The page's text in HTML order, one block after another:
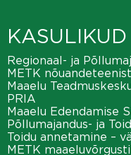
Regionaal- ja
METK
Maaelu
PRIA
Maaelu Edendamise
Põllumajandus- ja
Toidu annetamine –
METK